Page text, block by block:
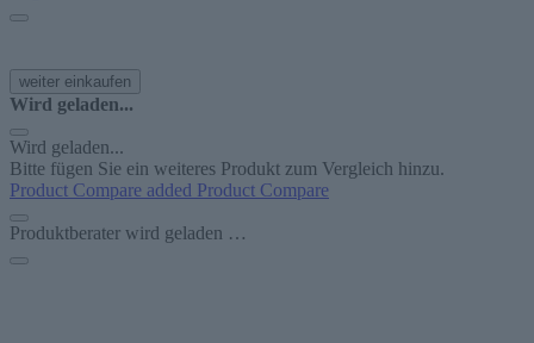
weiter einkaufen
Wird geladen...
Wird geladen...
Bitte fügen Sie ein weiteres Produkt zum Vergleich hinzu.
Product Compare added Product Compare
Produktberater wird geladen …